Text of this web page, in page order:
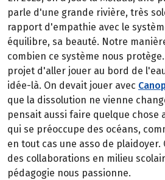
parle d'une grande rivière, très
rapport d'empathie avec le
équilibre, sa beauté. Notre
combien ce système nous
projet d'aller jouer au bord de
idée-là. On devait jouer avec
que la dissolution ne vienne
pensait aussi faire quelque chose
qui se préoccupe des océans,
en tout cas une asso de plaidoyer.
des collaborations en milieu
pédagogie nous passionne.